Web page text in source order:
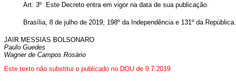
Art. 3º Este Decreto entra em vigor na data de sua publicação.
Brasília, 8 de julho de 2019; 198º da Independência e 131º da República.
JAIR MESSIAS BOLSONARO
Paulo Guedes
Wagner de Campos Rosário
Este texto não substitui o publicado no DOU de 9.7.2019